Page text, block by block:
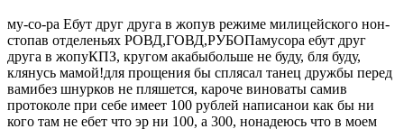
му-со-ра Ебут друг друга в жопув режиме милицейского нон-
стопав отделеньях РОВД,ГОВД,РУБОПамусора ебут друг
друга в жопуКПЗ, кругом акабыбольше не буду, бля буду,
клянусь мамой!для прощения бы сплясал танец дружбы перед
вамибез шнурков не пляшется, кароче виноваты самив
протоколе при себе имеет 100 рублей написанои как бы ни
кого там не ебет что эр ни 100, а 300, нонадеюсь что в моем